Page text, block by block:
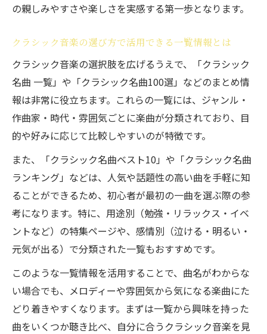
の親しみやすさや楽しさを実感する第一歩となります。
クラシック音楽の選び方で活用できる一覧情報とは
クラシック音楽の選択肢を広げるうえで、「クラシック
名曲 一覧」や「クラシック名曲100選」などのまとめ情
報は非常に役立ちます。これらの一覧には、ジャンル・
作曲家・時代・雰囲気ごとに楽曲が分類されており、目
的や好みに応じて比較しやすいのが特徴です。
また、「クラシック名曲ベスト10」や「クラシック名曲
ランキング」などは、人気や話題性の高い曲を手軽に知
ることができるため、初心者が最初の一曲を選ぶ際の参
考になります。特に、用途別（勉強・リラックス・イベ
ントなど）の特集ページや、感情別（泣ける・明るい・
元気が出る）で分類された一覧もおすすめです。
このような一覧情報を活用することで、曲名がわからな
い場合でも、メロディーや雰囲気から気になる楽曲にた
どり着きやすくなります。まずは一覧から興味を持った
曲をいくつか聴き比べ、自分に合うクラシック音楽を見